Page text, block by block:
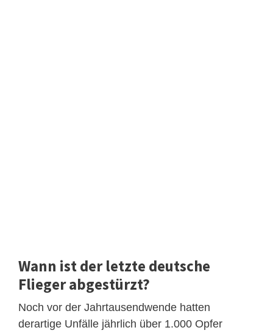
Wann ist der letzte deutsche
Flieger abgestürzt?
Noch vor der Jahrtausendwende hatten
derartige Unfälle jährlich über 1.000 Opfer